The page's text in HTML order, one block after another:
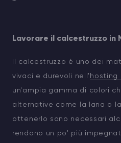
Lavorare il calcestruzzo in
Il calcestruzzo è uno dei
vivaci e durevoli nell' hosting
un'ampia gamma di colori
alternative come la lana o
ottenerlo sono necessari
rendono un po' più